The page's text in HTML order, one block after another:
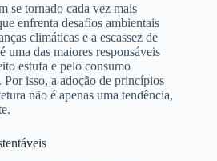
se tornado cada vez mais
enfrenta desafios ambientais
climáticas e a escassez de
uma das maiores responsáveis
estufa e pelo consumo
Por isso, a adoção de princípios
não é apenas uma tendência,